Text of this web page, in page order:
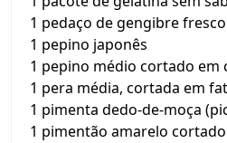
1 pedaço de gengibre
1 pepino japonês
1 pepino médio cortado em
1 pera média, cortada em
1 pimenta dedo-de-moça
1 pimentão amarelo